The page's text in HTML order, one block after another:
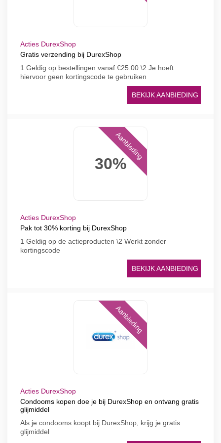
Acties DurexShop
Gratis verzending bij DurexShop
1 Geldig op bestellingen vanaf €25.00 \2 Je hoeft
hiervoor geen kortingscode te gebruiken
BEKIJK AANBIEDING
30%
Aanbieding
Acties DurexShop
Pak tot 30% korting bij DurexShop
1 Geldig op de actieproducten \2 Werkt zonder
kortingscode
BEKIJK AANBIEDING
Aanbieding
Acties DurexShop
Condooms kopen doe je bij DurexShop en ontvang gratis
glijmiddel
Als je condooms koopt bij DurexShop, krijg je gratis
glijmiddel